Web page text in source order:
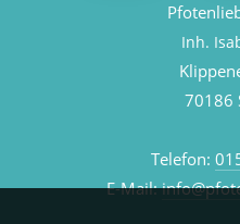
Inh.
70186
Telefon:
E-Mail: